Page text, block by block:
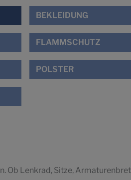
BEKLEIDUNG
FLAMMSCHUTZ
POLSTER
Ob Lenkrad, Sitze,